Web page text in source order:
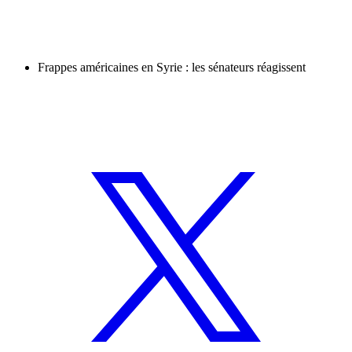
Frappes américaines en Syrie : les sénateurs réagissent